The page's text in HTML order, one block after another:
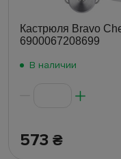
Кастрюля Bravo
6900067208699
В наличии
573 ₴